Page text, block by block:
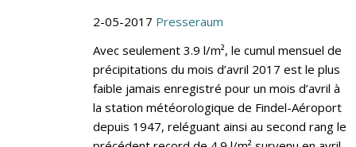
2-05-2017 Presseraum
Avec seulement 3.9 l/m², le cumul mensuel de
précipitations du mois d’avril 2017 est le plus
faible jamais enregistré pour un mois d’avril à
la station météorologique de Findel-Aéroport
depuis 1947, reléguant ainsi au second rang le